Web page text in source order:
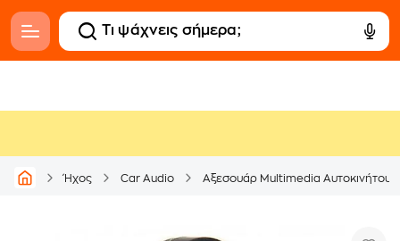
Ήχος Car Audio Αξεσουάρ Multimedia Αυτοκινήτου